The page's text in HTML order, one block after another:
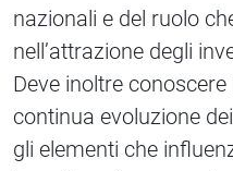
nazionali e del ruolo
nell’attrazione degli
Deve inoltre
continua evoluzione
gli elementi che